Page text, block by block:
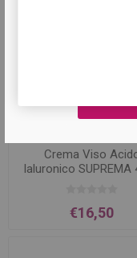
Crema Viso
Ialuronico SUPREMA
€16,50